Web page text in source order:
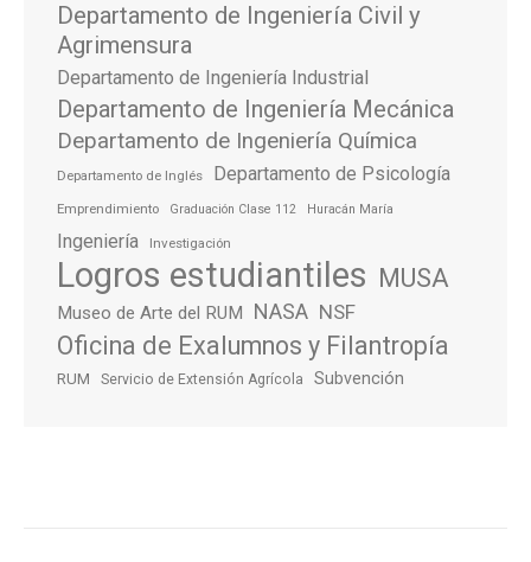
Departamento de Ingeniería Civil y
Agrimensura
Departamento de Ingeniería Industrial
Departamento de Ingeniería Mecánica
Departamento de Ingeniería Química
Departamento de Inglés Departamento de Psicología
Emprendimiento Graduación Clase 112 Huracán María
Ingeniería Investigación
Logros estudiantiles MUSA
Museo de Arte del RUM NASA NSF
Oficina de Exalumnos y Filantropía
RUM Servicio de Extensión Agrícola Subvención